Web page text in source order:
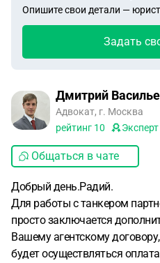
Опишите свои детали —
Задать
Дмитрий
Адвокат, г. Москва
рейтинг 10 Эксперт
Общаться в чате
Добрый день.Радий.
Для работы с танкером
просто заключается
Вашему агентскому
будет осуществляться